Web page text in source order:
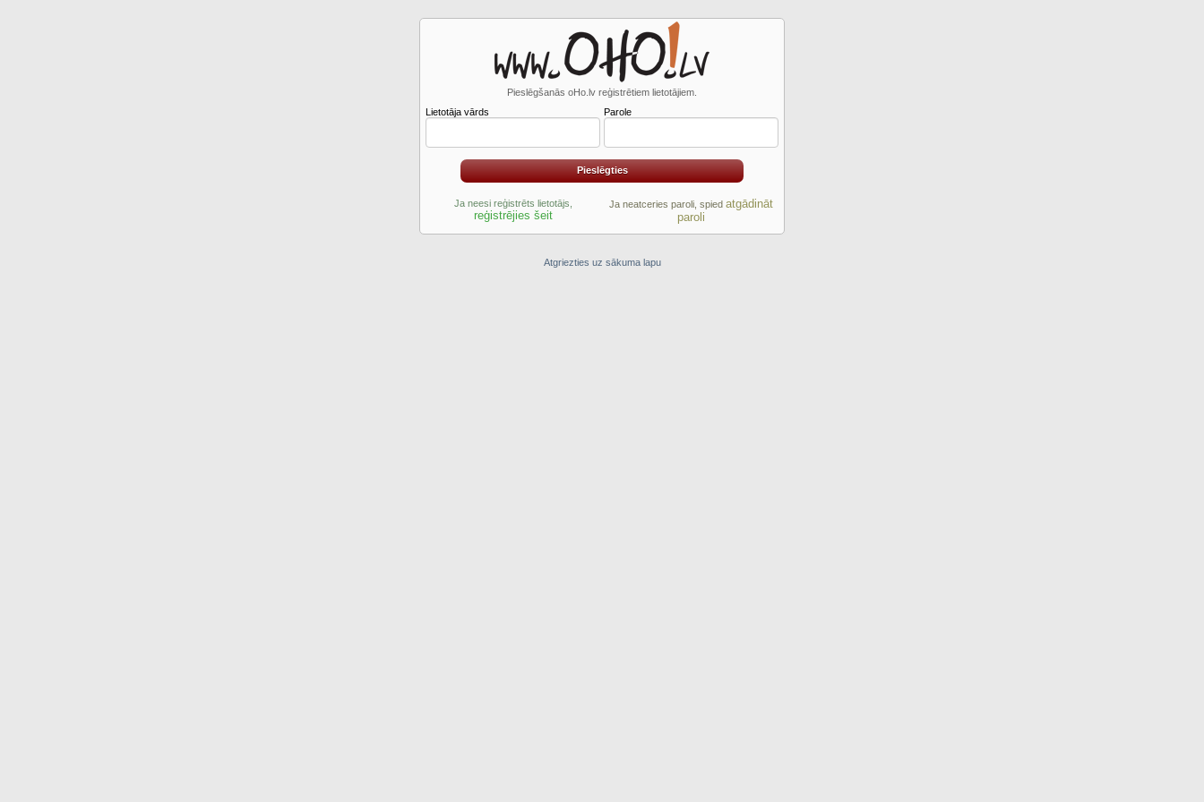
Pieslēgšanās oHo.lv reģistrētiem lietotājiem.
Lietotāja vārds
Parole
Ja neesi reģistrēts lietotājs,
reģistrējies šeit
Ja neatceries paroli, spied atgādināt
paroli
Atgriezties uz sākuma lapu